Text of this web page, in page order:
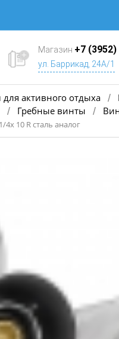
Магазин +7
ул. Баррикад, 24А/1
для активного отдыха /
/ Гребные винты /
4x 10 R сталь аналог